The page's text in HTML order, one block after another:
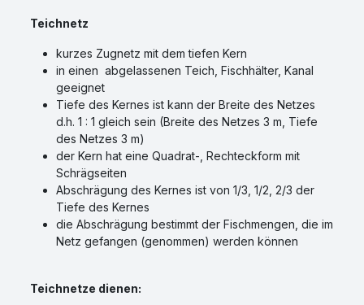
Teichnetz
kurzes Zugnetz mit dem tiefen Kern
in einen abgelassenen Teich, Fischhälter, Kanal
geeignet
Tiefe des Kernes ist kann der Breite des Netzes
d.h. 1 : 1 gleich sein (Breite des Netzes 3 m, Tiefe
des Netzes 3 m)
der Kern hat eine Quadrat-, Rechteckform mit
Schrägseiten
Abschrägung des Kernes ist von 1/3, 1/2, 2/3 der
Tiefe des Kernes
die Abschrägung bestimmt der Fischmengen, die im
Netz gefangen (genommen) werden können
Teichnetze dienen: